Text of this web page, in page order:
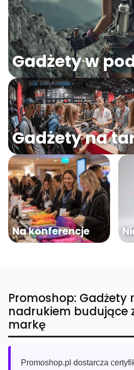
Gadżety w
Gadżety na
Na konferencje
Promoshop: Gadżety
nadrukiem budujące
markę
Promoshop.pl dostarcza